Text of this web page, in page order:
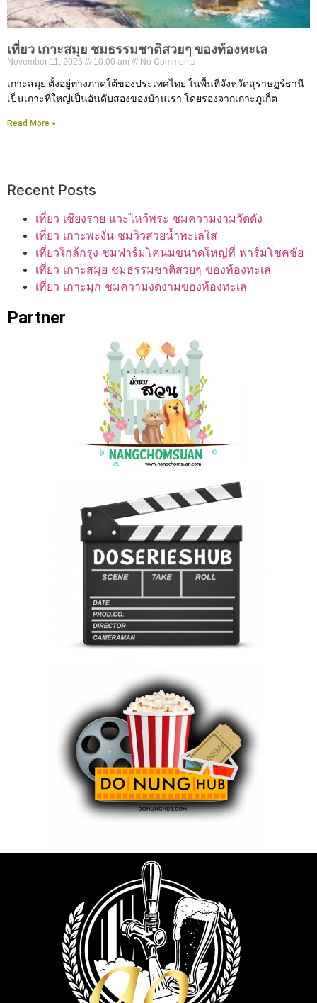
เที่ยว เกาะสมุย ชมธรรมชาติสวยๆ ของท้องทะเล
November 11, 2025 10:00 am No Comments
เกาะสมุย ตั้งอยู่ทางภาคใต้ของประเทศไทย ในพื้นที่จังหวัดสุราษฏร์ธานี
เป็นเกาะที่ใหญ่เป็นอันดับสองของบ้านเรา โดยรองจากเกาะภูเก็ต
Read More »
Recent Posts
เที่ยว เชียงราย แวะไหว้พระ ชมความงามวัดดัง
เที่ยว เกาะพะงัน ชมวิวสวยน้ำทะเลใส
เที่ยวใกล้กรุง ชมฟาร์มโคนมขนาดใหญ่ที่ ฟาร์มโชคชัย
เที่ยว เกาะสมุย ชมธรรมชาติสวยๆ ของท้องทะเล
เที่ยว เกาะมุก ชมความงดงามของท้องทะเล
Partner